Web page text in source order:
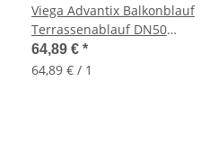
Viega Advantix Balkonblauf
Terrassenablauf DN50
senkrecht, 4944.2,
Bodenablauf 557096
64,89 € *
64,89 € / 1